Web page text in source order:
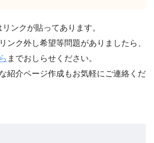
ンクが貼ってあります。
ンク外し希望等問題がありましたら、
までおしらせください。
紹介ページ作成もお気軽にご連絡くだ